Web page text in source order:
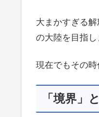
大まかすぎる
の大陸を目指
現在でもその
「境界」